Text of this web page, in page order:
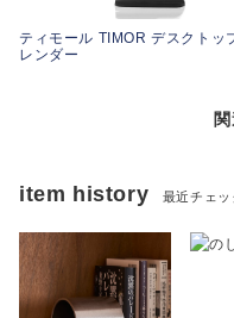
ティモール TIMOR デスクトッ
レンダー
item history 最近チェ